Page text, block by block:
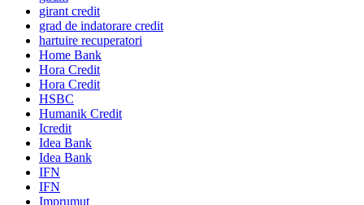
girant credit
grad de indatorare credit
hartuire recuperatori
Home Bank
Hora Credit
Hora Credit
HSBC
Humanik Credit
Icredit
Idea Bank
Idea Bank
IFN
IFN
Imprumut